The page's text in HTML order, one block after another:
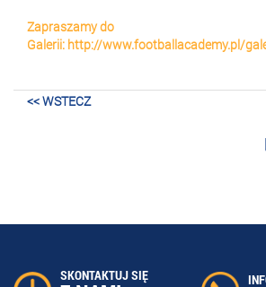
Zapraszamy do
Galerii: http://www.footballacademy.pl/
<< WSTECZ
SKONTAKTUJ SIĘ